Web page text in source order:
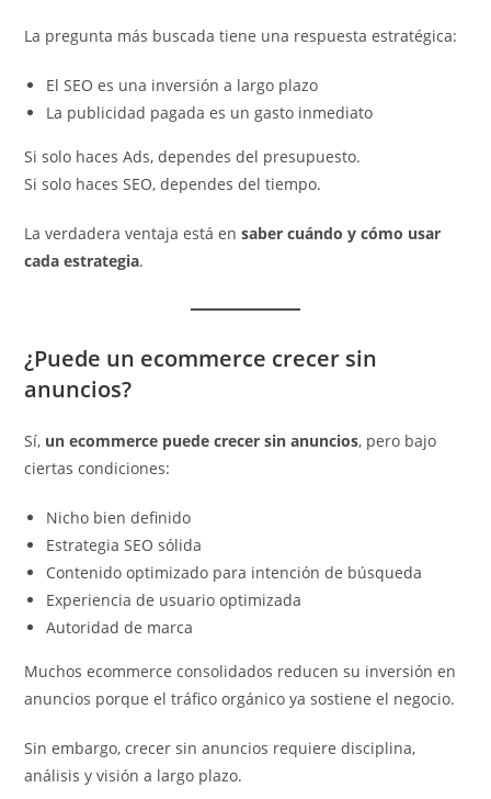
La pregunta más buscada tiene una respuesta estratégica:
El SEO es una inversión a largo plazo
La publicidad pagada es un gasto inmediato
Si solo haces Ads, dependes del presupuesto.
Si solo haces SEO, dependes del tiempo.
La verdadera ventaja está ensaber cuándo y cómo usar
cada estrategia.
¿Puede un ecommerce crecer sin
anuncios?
Sí, un ecommerce puede crecer sin anuncios, pero bajo
ciertas condiciones:
Nicho bien definido
Estrategia SEO sólida
Contenido optimizado para intención de búsqueda
Experiencia de usuario optimizada
Autoridad de marca
Muchos ecommerce consolidados reducen su inversión en
anuncios porque el tráfico orgánico ya sostiene el negocio.
Sin embargo, crecer sin anuncios requiere disciplina,
análisis y visión a largo plazo.